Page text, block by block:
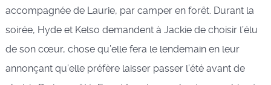
accompagnée de Laurie, par camper en forêt. Durant la
soirée, Hyde et Kelso demandent à Jackie de choisir l’élu
de son cœur, chose qu’elle fera le lendemain en leur
annonçant qu’elle préfère laisser passer l’été avant de